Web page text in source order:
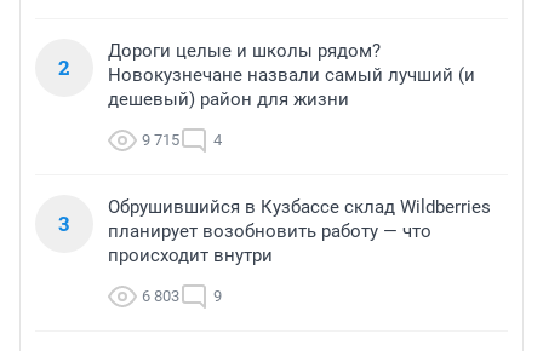
2
Дороги целые и школы рядом?
Новокузнечане назвали самый лучший (и
дешевый) район для жизни
9 715 4
3
Обрушившийся в Кузбассе склад Wildberries
планирует возобновить работу — что
происходит внутри
6 803 9